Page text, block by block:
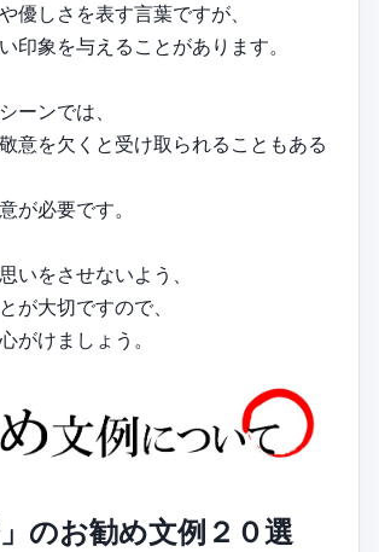
優しさを表す言葉ですが、
印象を与えることがあります。
ーンでは、
意を欠くと受け取られることもある
が必要です。
いをさせないよう、
が大切ですので、
がけましょう。
」のお勧め文例２０選